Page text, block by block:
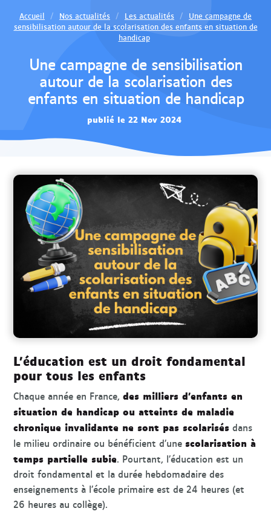
Accueil Nos actualités Les actualités
Une campagne de
sensibilisation autour de la scolarisation des enfants en situation de
handicap
Une campagne de sensibilisation
autour de la scolarisation des
enfants en situation de handicap
publié le 22 Nov 2024
L’éducation est un droit fondamental
pour tous les enfants
Chaque année en France,des milliers d’enfants en
situation de handicap ou atteints de maladie
chronique invalidante ne sont pas scolarisés dans
le milieu ordinaire ou bénéficient d’une scolarisation à
temps partielle subie. Pourtant, l’éducation est un
droit fondamental et la durée hebdomadaire des
enseignements à l’école primaire est de 24 heures (et
26 heures au collège).